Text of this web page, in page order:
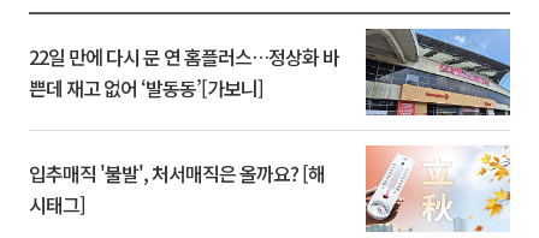
22일 만에 다시 문 연 홈플러스…정상화 바
쁜데 재고 없어 ‘발동동’[가보니]
입추매직 '불발', 처서매직은 올까요? [해
시태그]